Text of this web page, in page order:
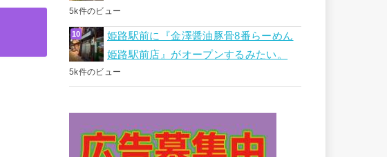
5k件のビュー
姫路駅前に『金澤醤油豚骨8番らーめん
姫路駅前店』がオープンするみたい。
5k件のビュー